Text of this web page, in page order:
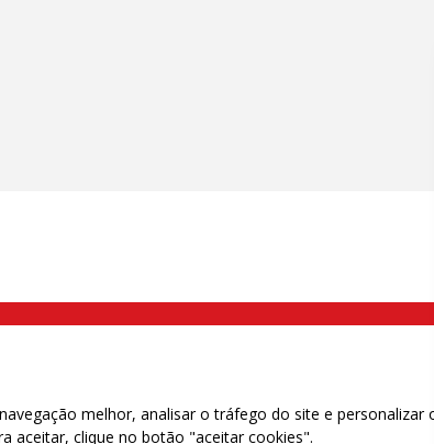
SP | Telefone (11) 2108 9200 - Fax (11) 2108 9310
melhor, analisar o tráfego do site e personalizar
aceitar, clique no botão "aceitar cookies".